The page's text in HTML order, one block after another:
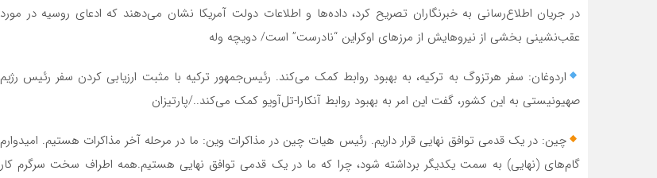
در جریان اطلاع‌رسانی به خبرنگاران تصریح کرد، داده‌ها و اطلاعات دولت آمریکا نشان می‌دهند که ادعای روسیه در مورد
عقب‌نشینی بخشی از نیروهایش از مرزهای اوکراین “نادرست” است/ دویچه وله
اردوغان: سفر هرتزوگ به ترکیه، به بهبود روابط کمک می‌کند. رئیس‌جمهور ترکیه با مثبت ارزیابی کردن سفر رئیس رژیم
صهیونیستی به این کشور، گفت این امر به بهبود روابط آنکارا-تل‌آویو کمک می‌کند../پارتیزان
چین: در یک قدمی توافق نهایی قرار داریم. رئیس هیات چین در مذاکرات وین: ما در مرحله آخر مذاکرات هستیم. امیدوارم
گام‌های (نهایی) به سمت یکدیگر برداشته شود، چرا که ما در یک قدمی توافق نهایی هستیم.همه اطراف سخت سرگرم کار